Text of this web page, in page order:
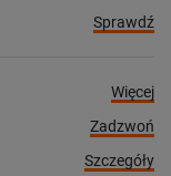
Sprawdź
Więcej
Zadzwoń
Szczegóły